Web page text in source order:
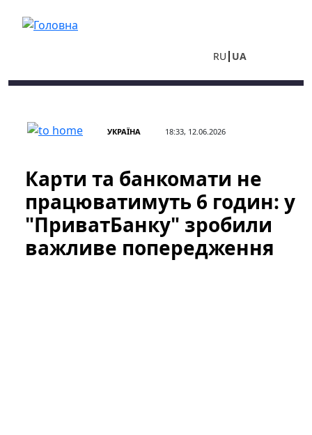
RU UA
УКРАЇНА 18:33, 12.06.2026
Карти та банкомати не
працюватимуть 6 годин: у
"ПриватБанку" зробили
важливе попередження